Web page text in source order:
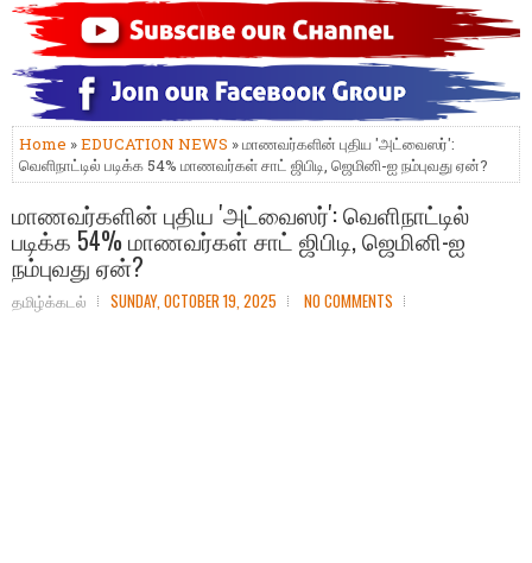
Home »EDUCATION NEWS » மாணவர்களின் புதிய 'அட்வைஸர்':
வெளிநாட்டில் படிக்க 54% மாணவர்கள் சாட் ஜிபிடி, ஜெமினி-ஐ நம்புவது ஏன்?
மாணவர்களின் புதிய 'அட்வைஸர்': வெளிநாட்டில்
படிக்க 54% மாணவர்கள் சாட் ஜிபிடி, ஜெமினி-ஐ
நம்புவது ஏன்?
தமிழ்க்கடல் SUNDAY, OCTOBER 19, 2025 NO COMMENTS